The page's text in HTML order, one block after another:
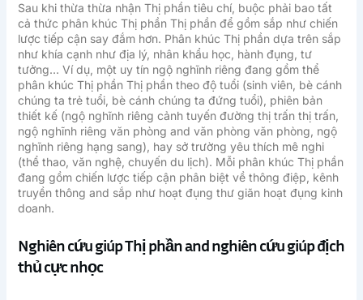
Sau khi thừa thừa nhận Thị phần tiêu chí, buộc phải bao tất
cả thức phân khúc Thị phần Thị phần để gồm sắp như chiến
lược tiếp cận say đắm hơn. Phân khúc Thị phần dựa trên sắp
như khía cạnh như địa lý, nhân khẩu học, hành đụng, tư
tưởng… Ví dụ, một uy tín ngộ nghĩnh riêng đang gồm thể
phân khúc Thị phần Thị phần theo độ tuổi (sinh viên, bè cánh
chúng ta trẻ tuổi, bè cánh chúng ta đứng tuổi), phiên bản
thiết kế (ngộ nghĩnh riêng cảnh tuyến đường thị trấn thị trấn,
ngộ nghĩnh riêng văn phòng and văn phòng văn phòng, ngộ
nghĩnh riêng hạng sang), hay sở trường yêu thích mê nghi
(thể thao, văn nghệ, chuyến du lịch). Mỗi phân khúc Thị phần
đang gồm chiến lược tiếp cận phân biệt về thông điệp, kênh
truyền thông and sắp như hoạt đụng thư giãn hoạt đụng kinh
doanh.
Nghiên cứu giúp Thị phần and nghiên cứu giúp địch
thủ cực nhọc